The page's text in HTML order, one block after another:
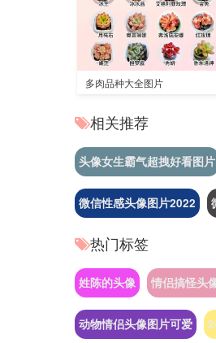
多肉品种大全图片
相关推荐
头像女生霸气超拽好看图片
微信性感头像图片2022
热门标签
姓陈的头像 情侣搞怪头
动物情侣头像图片可爱